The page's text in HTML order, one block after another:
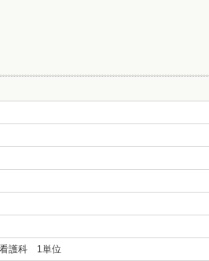
護科 1単位